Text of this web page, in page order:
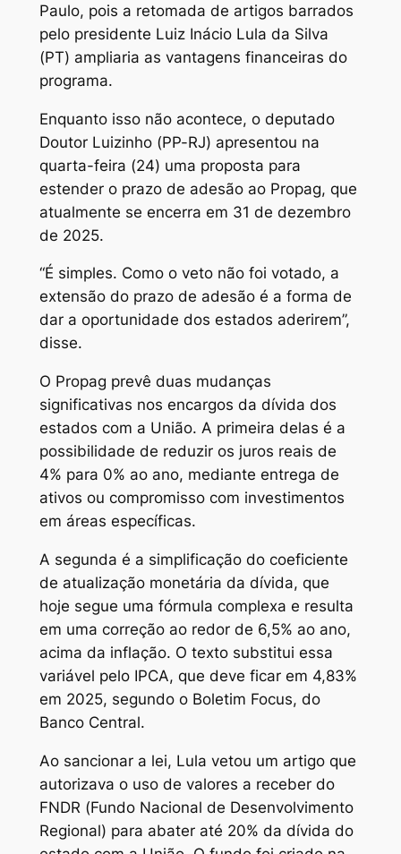
Paulo, pois a retomada de artigos barrados
pelo presidente Luiz Inácio Lula da Silva
(PT) ampliaria as vantagens financeiras do
programa.
Enquanto isso não acontece, o deputado
Doutor Luizinho (PP-RJ) apresentou na
quarta-feira (24) uma proposta para
estender o prazo de adesão ao Propag, que
atualmente se encerra em 31 de dezembro
de 2025.
“É simples. Como o veto não foi votado, a
extensão do prazo de adesão é a forma de
dar a oportunidade dos estados aderirem”,
disse.
O Propag prevê duas mudanças
significativas nos encargos da dívida dos
estados com a União. A primeira delas é a
possibilidade de reduzir os juros reais de
4% para 0% ao ano, mediante entrega de
ativos ou compromisso com investimentos
em áreas específicas.
A segunda é a simplificação do coeficiente
de atualização monetária da dívida, que
hoje segue uma fórmula complexa e resulta
em uma correção ao redor de 6,5% ao ano,
acima da inflação. O texto substitui essa
variável pelo IPCA, que deve ficar em 4,83%
em 2025, segundo o Boletim Focus, do
Banco Central.
Ao sancionar a lei, Lula vetou um artigo que
autorizava o uso de valores a receber do
FNDR (Fundo Nacional de Desenvolvimento
Regional) para abater até 20% da dívida do